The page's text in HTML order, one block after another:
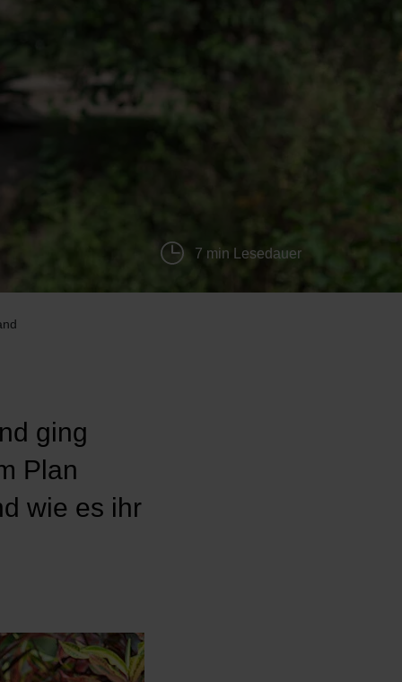
7 min Lesedauer
ging
Plan
wie es ihr